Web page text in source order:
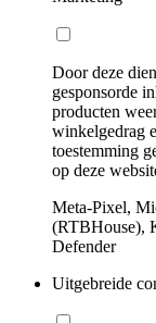
Door deze
gesponsorde
producten
winkelgedrag
toestemming
op deze
Meta-Pixel,
(RTBHouse),
Defender
Uitgebreide